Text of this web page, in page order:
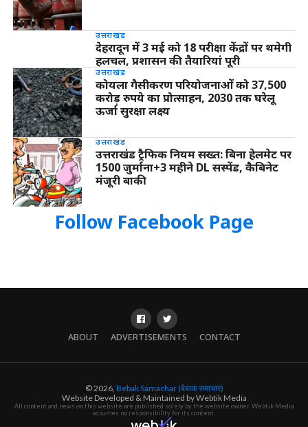
उत्तराखंड
देहरादून में 3 मई को 18 परीक्षा केंद्रों पर थमेगी
हलचल, प्रशासन की तैयारियां पूरी
उत्तराखंड
कोयला गैसीकरण परियोजनाओं को 37,500
करोड़ रुपये का प्रोत्साहन, 2030 तक घरेलू
ऊर्जा सुरक्षा लक्ष्य
उत्तराखंड
उत्तराखंड ट्रैफिक नियम सख्त: बिना हेलमेट पर
1500 जुर्माना+3 महीने DL सस्पेंड, कैबिनेट
मंजूरी बाकी
Follow Facebook Page
ABOUT ADVERTISEMENTS CONTACT
© 2026, Bebak Samachar (बेबाक समाचार)
Website Developed & Maintained by Webtik Media
All content and news on this website are published solely by the website owner. Webtik Media
assumes no responsibility for its content.